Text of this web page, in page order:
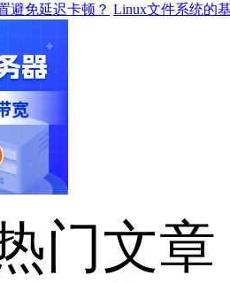
避免延迟卡顿？ Linux文件系统的
门文章